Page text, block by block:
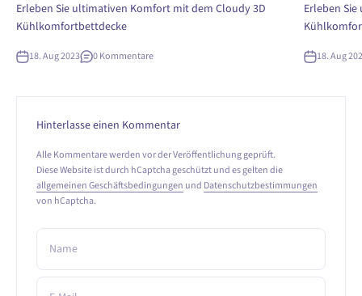
Erleben Sie ultimativen Komfort mit dem Cloudy 3D
Kühlkomfortbettdecke
18. Aug 2023 0 Kommentare
Erleben
18. Aug
Hinterlasse einen Kommentar
Alle Kommentare werden vor der Veröffentlichung geprüft.
Diese Website ist durch hCaptcha geschützt und es gelten die
allgemeinen Geschäftsbedingungen und Datenschutzbestimmungen
von hCaptcha.
Name